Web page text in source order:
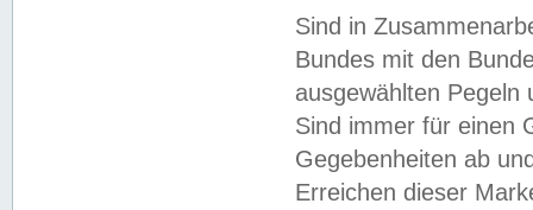
Sind in
Bundes mit den
ausgewählten
Sind immer für einen
Gegebenheiten ab
Erreichen dieser